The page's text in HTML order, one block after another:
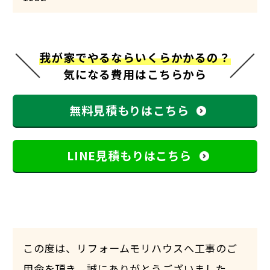
我が家でやるならいくらかかるの？
気になる費用はこちらから
無料見積もりはこちら
LINE見積もりはこちら
この度は、リフォームモリハウスへ工事のご